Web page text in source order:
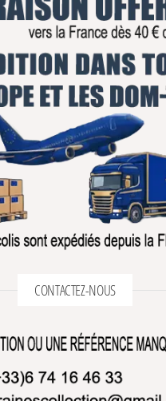
CONTACTEZ-NOUS